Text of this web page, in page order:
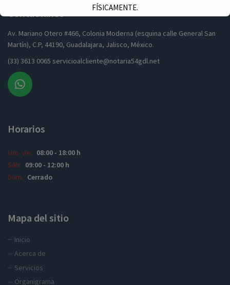
Contáctanos
Av. Mariano Otero #466, Colonia Moderna (esquina calle General San
Martín), C.P, 44190, Guadalajara, Jalisco, México.
(33) 3613 0065 servicioalcliente@notaria54gdl.net
Horarios
Lun- vie: 08:00 - 18:00 h
Sáb: 09:00 - 12:00 h
Dom: Cerrado
Mapa del sitio
Inicio
Acerca de
Servicios
Organigrama
FÍSICAMENTE.